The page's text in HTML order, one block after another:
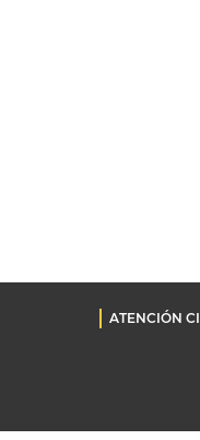
ATENCIÓN